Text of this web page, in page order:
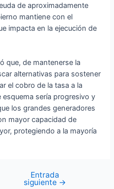
de aproximadamente
mantiene con el
impacta en la ejecución de
que, de mantenerse la
alternativas para sostener
el cobro de la tasa a la
esquema sería progresivo y
los grandes generadores
mayor capacidad de
protegiendo a la mayoría
Entrada
siguiente →